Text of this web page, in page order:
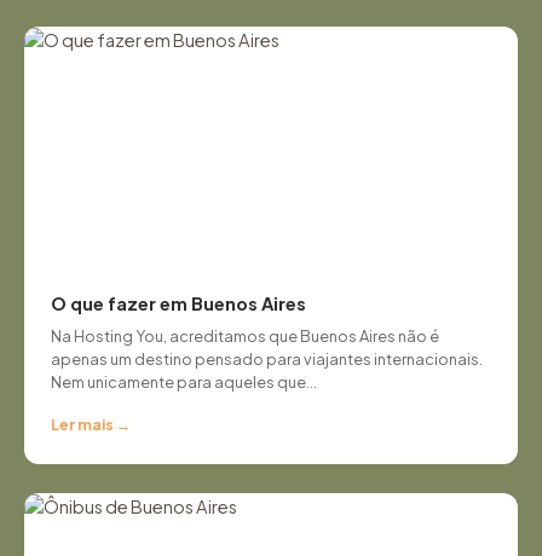
O que fazer em Buenos Aires
Na Hosting You, acreditamos que Buenos Aires não é
apenas um destino pensado para viajantes internacionais.
Nem unicamente para aqueles que...
Ler mais →